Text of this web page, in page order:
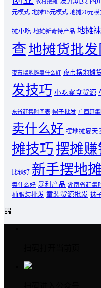
元模式 地摊15元模式 地摊20元
摊小吃 地摊新奇特产品 地摊
查地摊货批发
夜市摆地摊卖什么好 夜市摆地摊
发技巧 小吃零食货源
东省赶集时间表 帽子批发 广西赶
卖什么好 摆地摊夏天
摊技巧摆摊赚
比较好 新手摆地
卖什么好 暴利产品 湖南省赶集
袖服装批发 童装货源批发 袜